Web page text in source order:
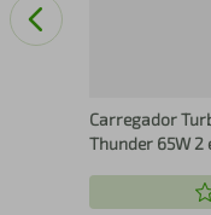
Carregador
Thunder 65W 2